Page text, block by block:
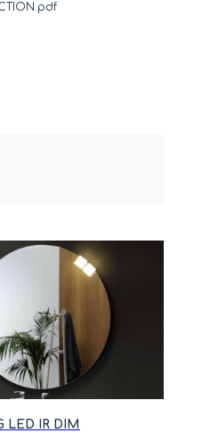
LED IR DIM